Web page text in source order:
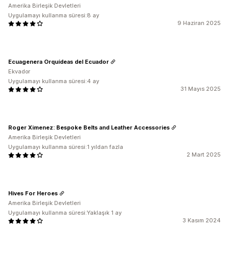
9 Haziran 2025
Amerika Birleşik Devletleri
Uygulamayı kullanma süresi:8 ay
31 Mayıs 2025
Ecuagenera Orquídeas del Ecuador
Ekvador
Uygulamayı kullanma süresi:4 ay
2 Mart 2025
Roger Ximenez: Bespoke Belts and Leather Accessories
Amerika Birleşik Devletleri
Uygulamayı kullanma süresi:1 yıldan fazla
3 Kasım 2024
Hives For Heroes
Amerika Birleşik Devletleri
Uygulamayı kullanma süresi:Yaklaşık 1 ay